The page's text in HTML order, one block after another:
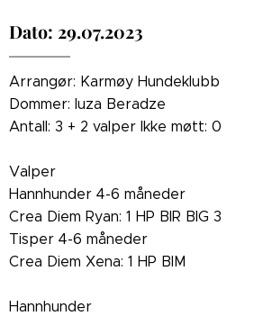
Dato: 29.07.2023
Arrangør: Karmøy Hundeklubb
Dommer: Iuza Beradze
Antall: 3 + 2 valper Ikke møtt: 0
Valper
Hannhunder 4-6 måneder
Crea Diem Ryan: 1 HP BIR BIG 3
Tisper 4-6 måneder
Crea Diem Xena: 1 HP BIM
Hannhunder